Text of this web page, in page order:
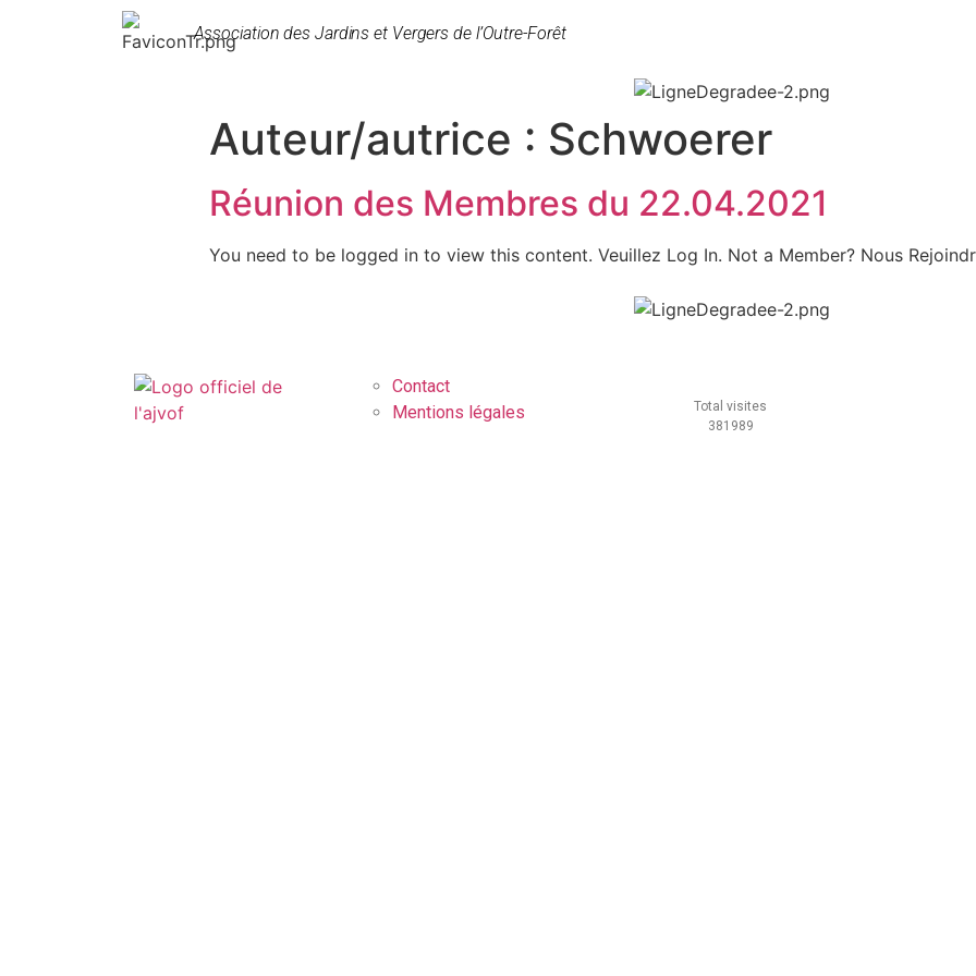
Association des Jardins et Vergers de l’Outre-Forêt
Auteur/autrice : Schwoerer
Réunion des Membres du 22.04.2021
You need to be logged in to view this content. Veuillez Log In. Not a Member? Nous
Contact
Mentions légales
Total visites
381989